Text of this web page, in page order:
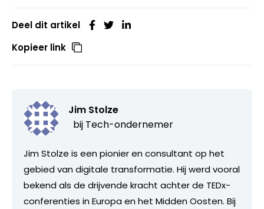
Deel dit artikel
Kopieer link
Jim Stolze
bij Tech-ondernemer
Jim Stolze is een pionier en consultant op het
gebied van digitale transformatie. Hij werd vooral
bekend als de drijvende kracht achter de TEDx-
conferenties in Europa en het Midden Oosten. Bij